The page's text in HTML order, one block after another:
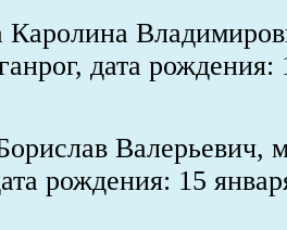
Каролина
дата рождения:
Валерьевич,
рождения: 15